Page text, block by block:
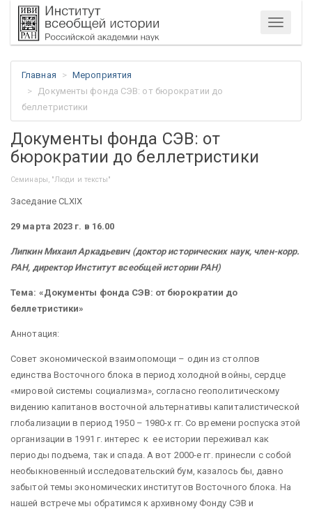
Меню
Главная
Мероприятия
Документы фонда СЭВ: от бюрократии до
беллетристики
Документы фонда СЭВ: от
бюрократии до беллетристики
Семинары, "Люди и тексты"
Заседание CLXIX
29 марта 2023 г. в 16.00
Липкин Михаил Аркадьевич (доктор исторических наук, член-корр.
РАН, директор Институт всеобщей истории РАН)
Тема: «Документы фонда СЭВ: от бюрократии до
беллетристики»
Аннотация:
Совет экономической взаимопомощи – один из столпов
единства Восточного блока в период холодной войны, сердце
«мировой системы социализма», согласно геополитическому
видению капитанов восточной альтернативы капиталистической
глобализации в период 1950 – 1980-х гг. Со времени роспуска этой
организации в 1991 г. интерес к ее истории переживал как
периоды подъема, так и спада. А вот 2000-е гг. принесли с собой
необыкновенный исследовательский бум, казалось бы, давно
забытой темы экономических институтов Восточного блока. На
нашей встрече мы обратимся к архивному Фонду СЭВ и